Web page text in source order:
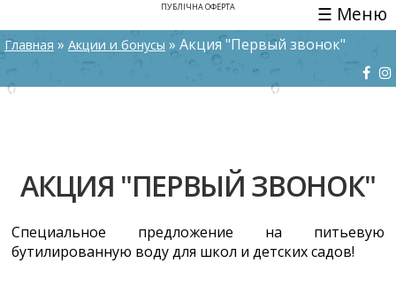
ПУБЛІЧНА ОФЕРТА ☰ Меню
ВЫ ЗДЕСЬ
Главная » Акции и бонусы » Акция "Первый звонок"
АКЦИЯ "ПЕРВЫЙ ЗВОНОК"
Специальное предложение на питьевую
бутилированную воду для школ и детских садов!